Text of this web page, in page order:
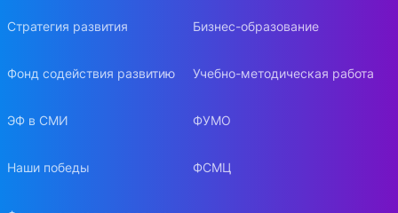
Стратегия развития
Фонд содействия развитию
ЭФ в СМИ
Наши победы
Бизнес-образование
Учебно-методическая работа
ФУМО
ФСМЦ